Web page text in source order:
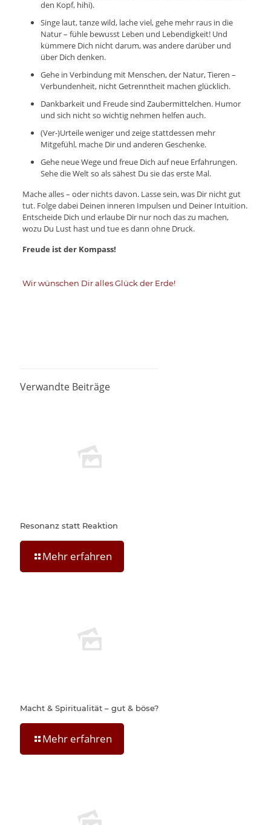
den Kopf, hihi).
Singe laut, tanze wild, lache viel, gehe mehr raus in die
Natur – fühle bewusst Leben und Lebendigkeit! Und
kümmere Dich nicht darum, was andere darüber und
über Dich denken.
Gehe in Verbindung mit Menschen, der Natur, Tieren –
Verbundenheit, nicht Getrenntheit machen glücklich.
Dankbarkeit und Freude sind Zaubermittelchen. Humor
und sich nicht so wichtig nehmen helfen auch.
(Ver-)Urteile weniger und zeige stattdessen mehr
Mitgefühl, mache Dir und anderen Geschenke.
Gehe neue Wege und freue Dich auf neue Erfahrungen.
Sehe die Welt so als sähest Du sie das erste Mal.
Mache alles – oder nichts davon. Lasse sein, was Dir nicht gut
tut. Folge dabei Deinen inneren Impulsen und Deiner Intuition.
Entscheide Dich und erlaube Dir nur noch das zu machen,
wozu Du Lust hast und tue es dann ohne Druck.
Freude ist der Kompass!
Wir wünschen Dir alles Glück der Erde!
Verwandte Beiträge
Resonanz statt Reaktion
Mehr erfahren
Macht & Spiritualität – gut & böse?
Mehr erfahren